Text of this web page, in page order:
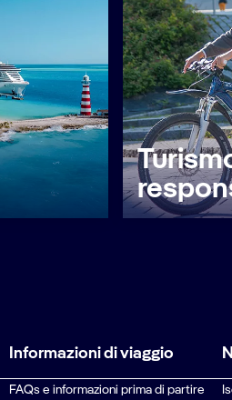
Informazioni di viaggio
FAQs e informazioni prima di partire